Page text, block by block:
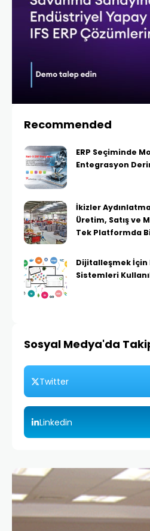
Recommended
ERP Seçiminde
Entegrasyon
İkizler
Üretim, Satış ve
Tek Platformda
Dijitalleşmek İçin
Sistemleri
Sosyal Medya'da
Twitter
Linkedin